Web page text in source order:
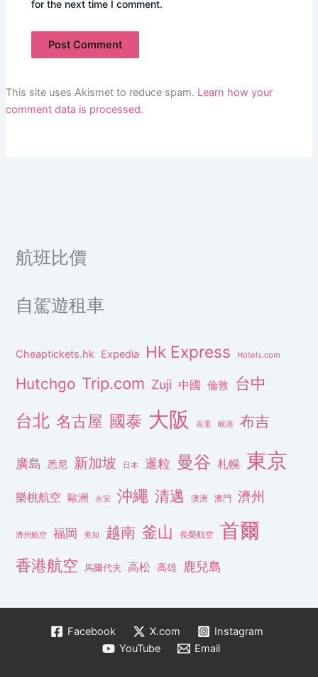
for the next time I comment.
This site uses Akismet to reduce spam. Learn how your
comment data is processed.
航班比價
自駕遊租車
Cheaptickets.hk Expedia Hk Express Hotels.com
Hutchgo Trip.com Zuji 中國 倫敦 台中
台北 名古屋 國泰 大阪 峇里 峴港 布吉
廣島 悉尼 新加坡 日本 暹粒 曼谷 札幌 東京
樂桃航空 歐洲 永安 沖繩 清邁 澳洲 澳門 濟州
濟州航空 福岡 美加 越南 釜山 長榮航空 首爾
香港航空 馬爾代夫 高松 高雄 鹿兒島
Facebook X.com
Instagram
YouTube
Email